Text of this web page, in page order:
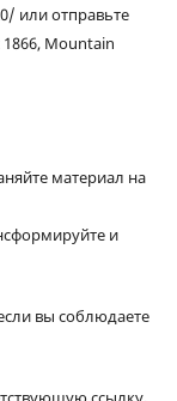
или отправьте
Mountain
материал на
и
вы соблюдаете